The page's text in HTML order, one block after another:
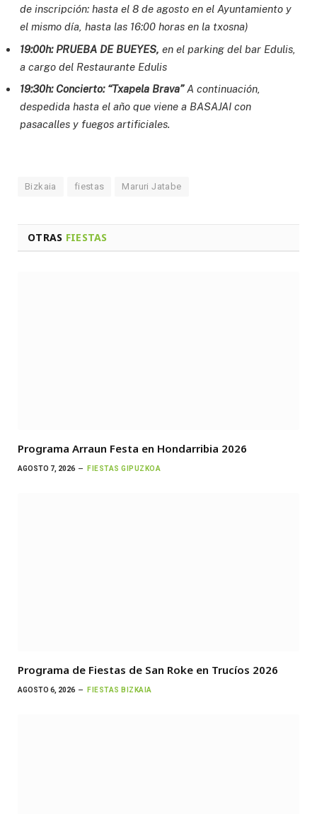
de inscripción: hasta el 8 de agosto en el Ayuntamiento y
el mismo día, hasta las 16:00 horas en la txosna)
19:00h: PRUEBA DE BUEYES, en el parking del bar Edulis,
a cargo del Restaurante Edulis
19:30h: Concierto: “Txapela Brava”A continuación,
despedida hasta el año que viene a BASAJAI con
pasacalles y fuegos artificiales.
Bizkaia fiestas Maruri Jatabe
OTRAS FIESTAS
Programa Arraun Festa en Hondarribia 2026
AGOSTO 7, 2026 FIESTAS GIPUZKOA
Programa de Fiestas de San Roke en Trucíos 2026
AGOSTO 6, 2026 FIESTAS BIZKAIA